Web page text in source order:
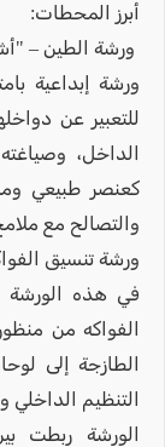
أبرز المحطات:
ورشة الطين –
ورشة إبداعية
للتعبير عن
الداخل،
كعنصر طبيعي
والتصالح مع
ورشة تنسيق
في هذه الورشة
الفواكه من
الطازجة إلى
التنظيم الداخلي
الورشة ربطت بين